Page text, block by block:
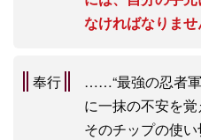
なければなりませ
奉行
……“最強の忍者軍
に一抹の不安を
そのチップの使